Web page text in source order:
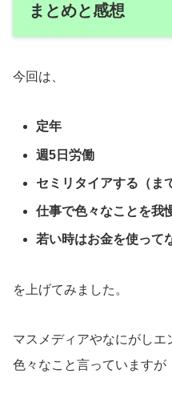
まとめと感想
今回は、
定年
週5日労働
セミリタイアする（ま
仕事で色々なことを我
若い時はお金を使って
を上げてみました。
マスメディアやなにがしエ
色々なこと言っていますが